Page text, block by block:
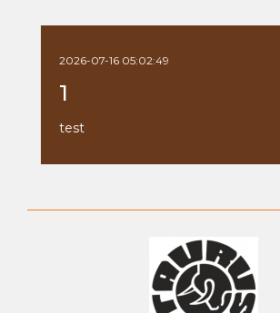
2026-07-16 05:02:49
1
test